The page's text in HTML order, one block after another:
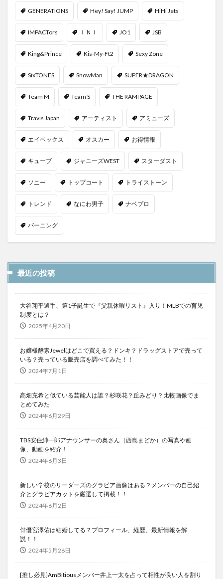
GENERATIONS Hey! Say! JUMP HiHi Jets
IMPACTors ＩＮＩ JO1 JSB
King&Prince Kis-My-Ft2 Sexy Zone
SixTONES SnowMan SUPER★DRAGON
Team M Team S THE RAMPAGE
Travis Japan アーティスト アミューズ
エイベックス オスカー お得情報
キューブ ジャニーズWEST スターダスト
ソニー トップコート トライストーン
トレンド なにわ男子 ナベプロ
バーニング
最近の投稿
大谷翔平選手、第1子誕生で『父親休暇リスト』入り！MLBでの育児
制度とは？
2025年4月20日
お嬢様酵素Jewelはどこで買える？ドンキ？ドラッグストアで売って
いる？売っている販売店を調べてみた！！
2024年7月1日
高畑充希と似ている芸能人は誰？杉咲花？丘みどり？比較画像でま
とめてみた
2024年6月29日
TBS安住紳一郎アナウンサーの奥さん（西島まどか）の写真や画
像、動画を紹介！
2024年6月3日
新しい学校のリーダーズのグラビア画像はある？メンバーの自己紹
介とグラビアカットを厳選して掲載！！
2024年6月2日
俳優宮澤佑は結婚してる？プロフィール、経歴、最新情報を解
説！！
2024年5月26日
[推し必見]AmBitiousメンバー井上一太を占って相性が良い人を割り